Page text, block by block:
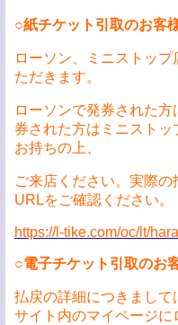
○紙チケット引取のお客
ローソン、ミニストッ
ただきます。
ローソンで発券された
券された方はミニスト
お持ちの上、
ご来店ください。実際
URLをご確認ください。
https://l-tike.com/oc/lt/
○電子チケット引取のお
払戻の詳細につきまして
サイト内のマイページ